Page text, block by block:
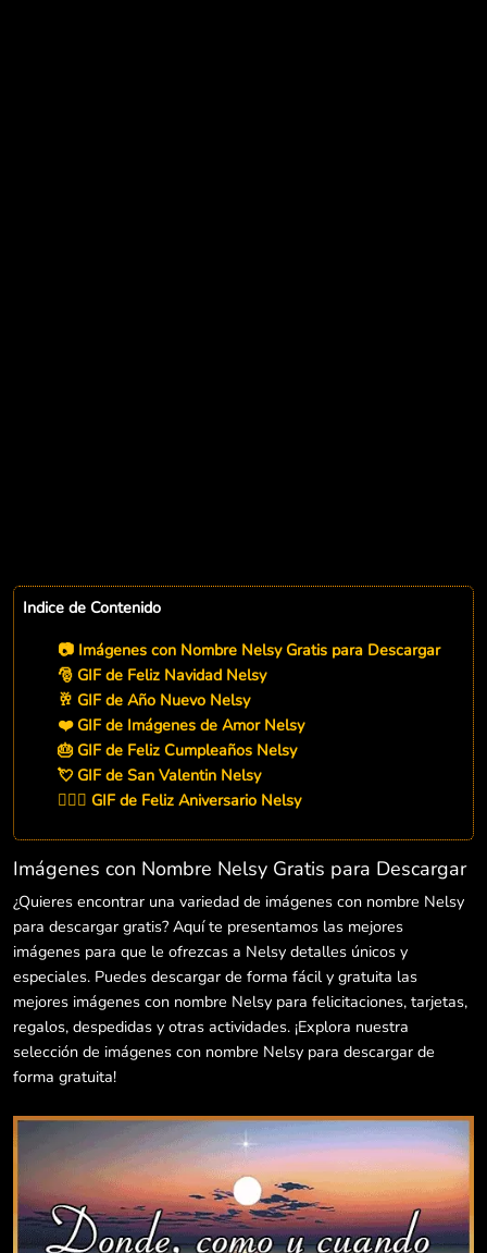
Indice de Contenido
📷 Imágenes con Nombre Nelsy Gratis para Descargar
🎅 GIF de Feliz Navidad Nelsy
🥂 GIF de Año Nuevo Nelsy
❤️ GIF de Imágenes de Amor Nelsy
🎂 GIF de Feliz Cumpleaños Nelsy
💘 GIF de San Valentin Nelsy
👨‍❤️‍👨 GIF de Feliz Aniversario Nelsy
Imágenes con Nombre Nelsy Gratis para Descargar
¿Quieres encontrar una variedad de imágenes con nombre Nelsy
para descargar gratis? Aquí te presentamos las mejores
imágenes para que le ofrezcas a Nelsy detalles únicos y
especiales. Puedes descargar de forma fácil y gratuita las
mejores imágenes con nombre Nelsy para felicitaciones, tarjetas,
regalos, despedidas y otras actividades. ¡Explora nuestra
selección de imágenes con nombre Nelsy para descargar de
forma gratuita!